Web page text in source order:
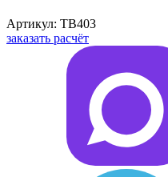
Артикул: TB403
заказать расчёт